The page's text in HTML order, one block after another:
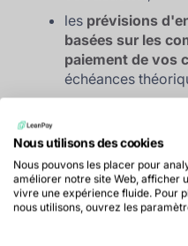
les prévisions
basées sur les
paiement de vos
échéances
avoirs).
Cela vous permet de
données qui reflètent
comptabilité, sans
Nous utilisons des cookies
Nous pouvons les placer pour
améliorer notre site Web, afficher
vivre une expérience fluide. Pour
nous utilisons, ouvrez les